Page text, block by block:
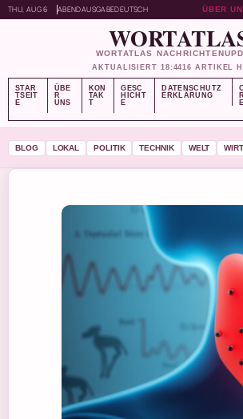
THU, AUG 6 ABENDAUSGABEDEUTSCH ÜBER
WORTATLAS
AKTUALISIERT 18:4416 ARTIKEL
STAR
TSEIT
E
ÜBE
R
UNS
KON
TAK
T
GESC
HICHT
E
DATENSCHUTZ
ERKLÄRUNG
E
BLOG LOKAL POLITIK TECHNIK WELT